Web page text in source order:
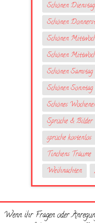
Schönen
Schönen
Schönen
Schönen
Schönen Samstag
Schönen
Schönes
Sprüche & Bilder
sprüche kostenlos
Tinchens Träume
Weihnachten
Wenn ihr Fragen oder